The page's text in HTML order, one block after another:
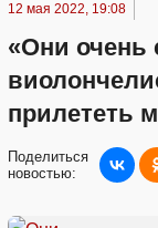
12 мая 2022, 19:08
«Они очень
прилететь
Поделиться
новостью: